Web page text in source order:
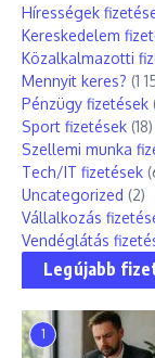
Hírességek
Kereskedelem
Közalkalmazotti
Mennyit keres? (1
Pénzügy fizetések
Sport fizetések (18)
Szellemi munka
Tech/IT fizetések
Uncategorized (2)
Vállalkozás
Vendéglátás
Legújabb
1